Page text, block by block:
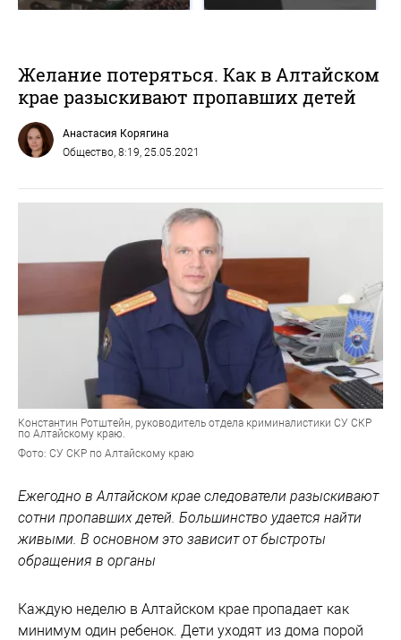
Желание потеряться. Как в Алтайском
крае разыскивают пропавших детей
Анастасия Корягина
Общество, 8:19, 25.05.2021
Константин Ротштейн, руководитель отдела криминалистики СУ СКР
по Алтайскому краю.
Фото: СУ СКР по Алтайскому краю
Ежегодно в Алтайском крае следователи разыскивают
сотни пропавших детей. Большинство удается найти
живыми. В основном это зависит от быстроты
обращения в органы
Каждую неделю в Алтайском крае пропадает как
минимум один ребенок. Дети уходят из дома порой